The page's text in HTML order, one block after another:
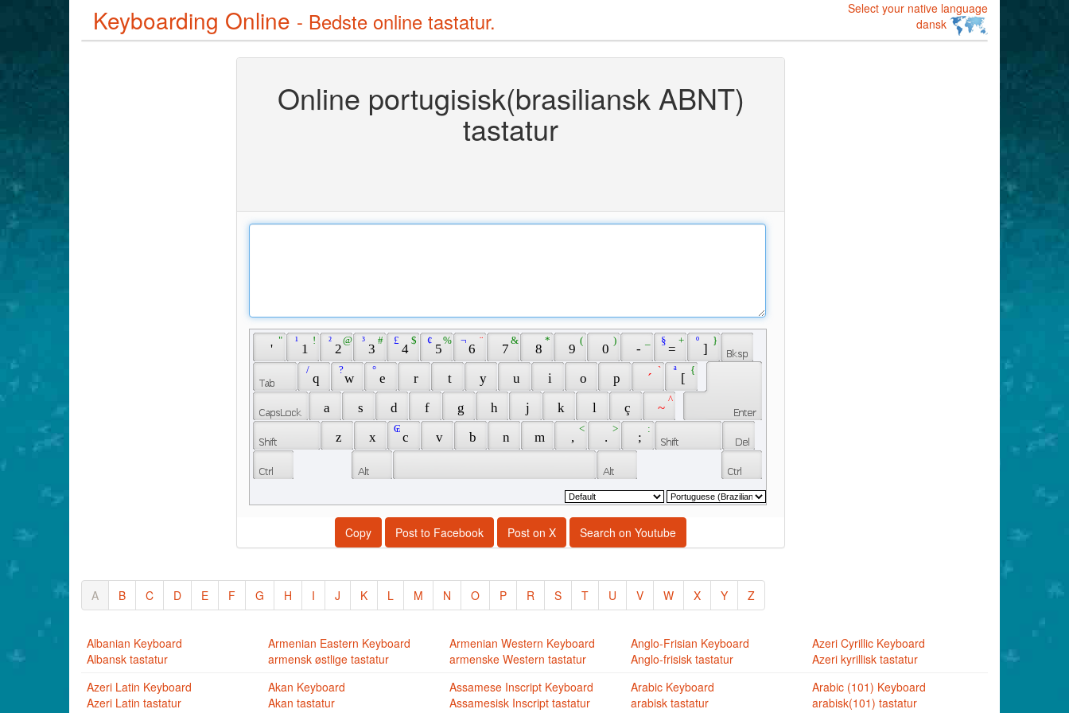
Keyboarding Online - Bedste online tastatur.
Select your native language
dansk
Online portugisisk(brasiliansk ABNT)
tastatur
'
"
1
!
¹
2
@
²
3
#
³
4
$
£
5
%
¢
6
¨
¬
7
&
8
*
9
(
0
)
- =
+
§
]
}
º
q
/
w
?
e
°
r t y u i o p ´
`
[
{
ª
a s d f g h j k l ç ~
^
z x c
₢
v b n m ,
<
.
>
;
:
Copy Post to Facebook Post on X Search on Youtube
A B C D E F G H I J K L M N O P R S T U V W X Y Z
Albanian Keyboard
Albansk tastatur
Armenian Eastern Keyboard
armensk østlige tastatur
Armenian Western Keyboard
armenske Western tastatur
Anglo-Frisian Keyboard
Anglo-frisisk tastatur
Azeri Cyrillic Keyboard
Azeri kyrillisk tastatur
Azeri Latin Keyboard
Azeri Latin tastatur
Akan Keyboard
Akan tastatur
Assamese Inscript Keyboard
Assamesisk Inscript tastatur
Arabic Keyboard
arabisk tastatur
Arabic (101) Keyboard
arabisk(101) tastatur